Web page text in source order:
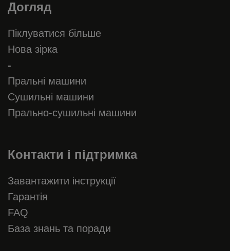
Догляд
Піклуватися більше
Нова зірка
-
Пральні машини
Сушильні машини
Прально-сушильні машини
Контакти і підтримка
Завантажити інструкції
Гарантія
FAQ
База знань та поради